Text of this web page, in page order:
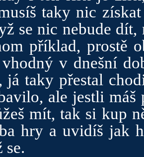
taky nic
se nic nebude
příklad, prostě
v dnešní
já taky přestal
ale jestli
mít, tak si kup
hry a uvidíš jak
se.